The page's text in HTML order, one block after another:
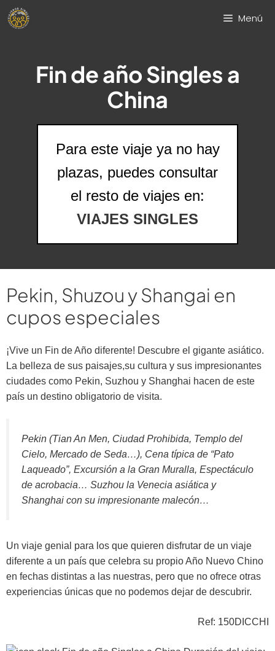
Saltar
Menú
Fin de año Singles a
China
Para este viaje ya no hay
plazas, puedes consultar
el resto de viajes en:
VIAJES SINGLES
Pekin, Shuzou y Shangai en
cupos especiales
¡Vive un Fin de Año diferente! Descubre el gigante asiático.
La belleza de sus paisajes,su cultura y sus impresionantes
ciudades como Pekin, Suzhou y Shanghai hacen de este
país un destino obligatorio de visita.
Pekin (Tian An Men, Ciudad Prohibida, Templo del
Cielo, Mercado de Seda…), Cena típica de “Pato
Laqueado”, Excursión a la Gran Muralla, Espectáculo
de acrobacia… Suzhou la Venecia asiática y
Shanghai con su impresionante malecón…
Un viaje genial para los que quieren disfrutar de un viaje
diferente a un país que celebra su propio Año Nuevo Chino
en fechas distintas a las nuestras, pero que no ofrece otras
experiencias únicas que no podemos dejar de descubrir.
Ref: 150DICCHI